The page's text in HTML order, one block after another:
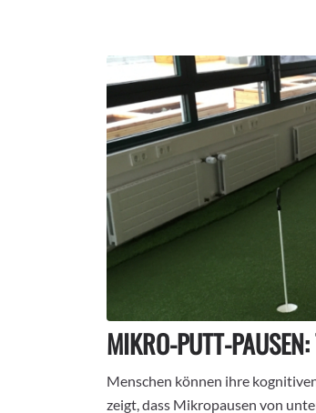
MIKRO-PUTT-
Menschen können ihre
zeigt, dass Mikropausen von